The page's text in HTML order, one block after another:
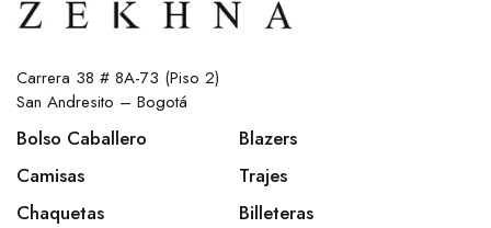
Carrera 38 # 8A-73 (Piso 2)
San Andresito – Bogotá
Bolso Caballero
Camisas
Chaquetas
Blazers
Trajes
Billeteras